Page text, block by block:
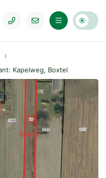
Kapelweg, Boxtel